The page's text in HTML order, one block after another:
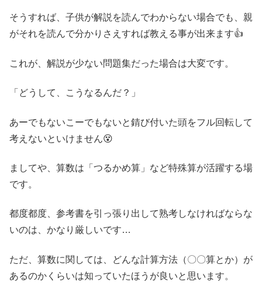
そうすれば、子供が解説を読んでわからない場合でも、親
がそれを読んで分かりさえすれば教える事が出来ます👍
これが、解説が少ない問題集だった場合は大変です。
「どうして、こうなるんだ？」
あーでもないこーでもないと錆び付いた頭をフル回転して
考えないといけません😵
ましてや、算数は「つるかめ算」など特殊算が活躍する場
です。
都度都度、参考書を引っ張り出して熟考しなければならな
いのは、かなり厳しいです…
ただ、算数に関しては、どんな計算方法（〇〇算とか）が
あるのかくらいは知っていたほうが良いと思います。